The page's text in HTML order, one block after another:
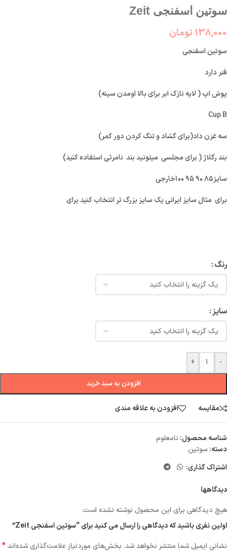
سوتین اسفنجی Zeit
138,000 تومان
سوتین اسفنجی
فنر دارد
پوش اپ ( لایه نازک ابر برای بالا اومدن سینه)
Cup B
سه غزن داد(برای گشاد و تنگ کردن دور کمر)
بند رگلاژ ( برای مجلسی میتونید بند نامرئی استفاده کنید)
سایز۸۵ ۹۰ ۹۵ ۱۰۰خارجی
برای مثال سایز ایرانی یک سایز بزرگ تر انتخاب کنید برای
رنگ
سایز
-
+
افزودن به سبد خرید
مقایسه افزودن به علاقه مندی
شناسه محصول: نامعلوم
دسته: سوتین
اشتراک گذاری:
دیدگاهها
هیچ دیدگاهی برای این محصول نوشته نشده است.
اولین نفری باشید که دیدگاهی را ارسال می کنید برای “سوتین اسفنجی Zeit”
نشانی ایمیل شما منتشر نخواهد شد. بخش‌های موردنیاز علامت‌گذاری شده‌اند*